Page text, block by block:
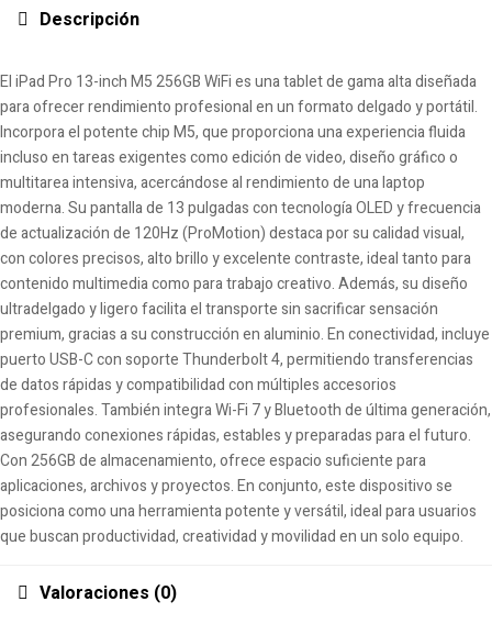
Descripción
El iPad Pro 13-inch M5 256GB WiFi es una tablet de gama alta diseñada
para ofrecer rendimiento profesional en un formato delgado y portátil.
Incorpora el potente chip M5, que proporciona una experiencia fluida
incluso en tareas exigentes como edición de video, diseño gráfico o
multitarea intensiva, acercándose al rendimiento de una laptop
moderna. Su pantalla de 13 pulgadas con tecnología OLED y frecuencia
de actualización de 120Hz (ProMotion) destaca por su calidad visual,
con colores precisos, alto brillo y excelente contraste, ideal tanto para
contenido multimedia como para trabajo creativo. Además, su diseño
ultradelgado y ligero facilita el transporte sin sacrificar sensación
premium, gracias a su construcción en aluminio. En conectividad, incluye
puerto USB-C con soporte Thunderbolt 4, permitiendo transferencias
de datos rápidas y compatibilidad con múltiples accesorios
profesionales. También integra Wi-Fi 7 y Bluetooth de última generación,
asegurando conexiones rápidas, estables y preparadas para el futuro.
Con 256GB de almacenamiento, ofrece espacio suficiente para
aplicaciones, archivos y proyectos. En conjunto, este dispositivo se
posiciona como una herramienta potente y versátil, ideal para usuarios
que buscan productividad, creatividad y movilidad en un solo equipo.
Valoraciones (0)